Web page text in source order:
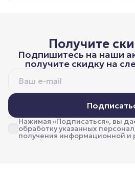
Получите
Подпишитесь на наши
получите скидку на
Нажимая «Подписаться», вы
обработку указанных
получения информационной и